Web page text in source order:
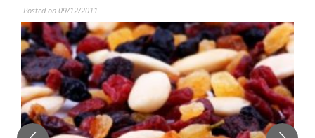
Posted on 09/12/2011